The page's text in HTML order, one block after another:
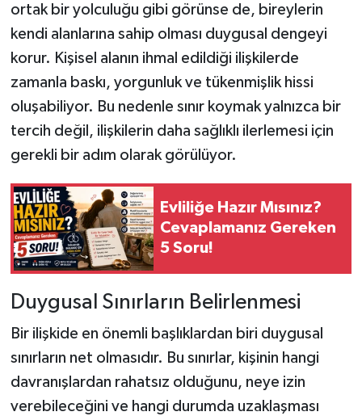
ortak bir yolculuğu gibi görünse de, bireylerin
kendi alanlarına sahip olması duygusal dengeyi
korur. Kişisel alanın ihmal edildiği ilişkilerde
zamanla baskı, yorgunluk ve tükenmişlik hissi
oluşabiliyor. Bu nedenle sınır koymak yalnızca bir
tercih değil, ilişkilerin daha sağlıklı ilerlemesi için
gerekli bir adım olarak görülüyor.
Evliliğe Hazır Mısınız?
Cevaplamanız Gereken
5 Soru!
Duygusal Sınırların Belirlenmesi
Bir ilişkide en önemli başlıklardan biri duygusal
sınırların net olmasıdır. Bu sınırlar, kişinin hangi
davranışlardan rahatsız olduğunu, neye izin
verebileceğini ve hangi durumda uzaklaşması